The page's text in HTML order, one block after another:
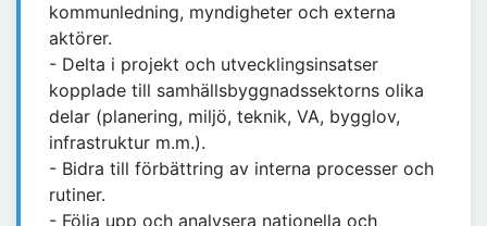
kommunledning, myndigheter och externa
aktörer.
- Delta i projekt och utvecklingsinsatser
kopplade till samhällsbyggnadssektorns olika
delar (planering, miljö, teknik, VA, bygglov,
infrastruktur m.m.).
- Bidra till förbättring av interna processer och
rutiner.
- Följa upp och analysera nationella och